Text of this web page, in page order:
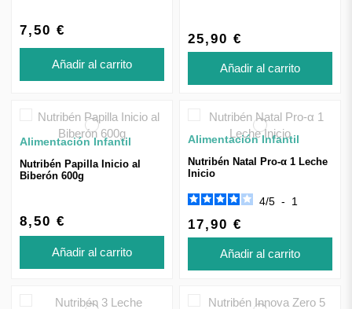
7,50 €
Añadir al carrito
25,90 €
Añadir al carrito
Alimentación Infantil
Nutribén Papilla Inicio al
Biberón 600g
8,50 €
Añadir al carrito
Alimentación Infantil
Nutribén Natal Pro-α 1 Leche
Inicio
4/5 - 1
17,90 €
Añadir al carrito